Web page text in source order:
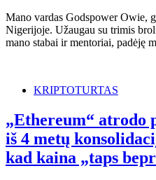
Mano vardas Godspower Owie,
Nigerijoje. Užaugau su trimis
mano stabai ir mentoriai, padėję
KRIPTOTURTAS
„Ethereum“ atrodo
iš 4 metų
kad kaina „taps